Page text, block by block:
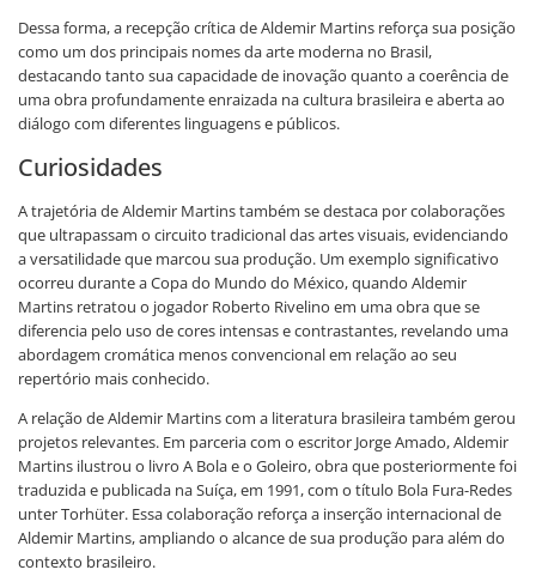
Dessa forma, a recepção crítica de Aldemir Martins reforça sua posição
como um dos principais nomes da arte moderna no Brasil,
destacando tanto sua capacidade de inovação quanto a coerência de
uma obra profundamente enraizada na cultura brasileira e aberta ao
diálogo com diferentes linguagens e públicos.
Curiosidades
A trajetória de Aldemir Martins também se destaca por colaborações
que ultrapassam o circuito tradicional das artes visuais, evidenciando
a versatilidade que marcou sua produção. Um exemplo significativo
ocorreu durante a Copa do Mundo do México, quando Aldemir
Martins retratou o jogador Roberto Rivelino em uma obra que se
diferencia pelo uso de cores intensas e contrastantes, revelando uma
abordagem cromática menos convencional em relação ao seu
repertório mais conhecido.
A relação de Aldemir Martins com a literatura brasileira também gerou
projetos relevantes. Em parceria com o escritor Jorge Amado, Aldemir
Martins ilustrou o livro A Bola e o Goleiro, obra que posteriormente foi
traduzida e publicada na Suíça, em 1991, com o título Bola Fura-Redes
unter Torhüter. Essa colaboração reforça a inserção internacional de
Aldemir Martins, ampliando o alcance de sua produção para além do
contexto brasileiro.